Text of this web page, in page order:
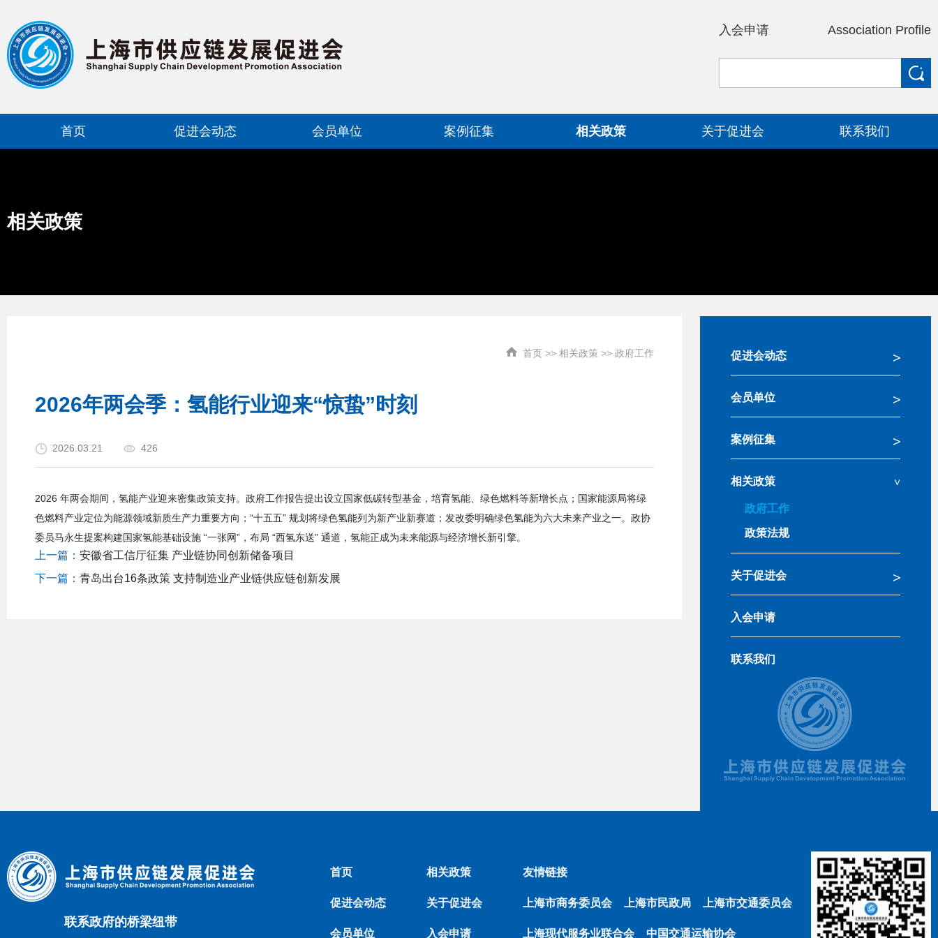
入会申请 Association Profile
首页 促进会动态 会员单位 案例征集 相关政策 关于促进会 联系我们
相关政策
首页>> 相关政策 >> 政府工作
2026年两会季：氢能行业迎来“惊蛰”时刻
2026.03.21 426
2026 年两会期间，氢能产业迎来密集政策支持。政府工作报告提出设立国家低碳转型基金，培育氢能、绿色燃料等新增长点；国家能源局将绿
色燃料产业定位为能源领域新质生产力重要方向；“十五五” 规划将绿色氢能列为新产业新赛道；发改委明确绿色氢能为六大未来产业之一。政协
委员马永生提案构建国家氢能基础设施 “一张网”，布局 “西氢东送” 通道，氢能正成为未来能源与经济增长新引擎。
上一篇： 安徽省工信厅征集 产业链协同创新储备项目
下一篇： 青岛出台16条政策 支持制造业产业链供应链创新发展
促进会动态
会员单位
案例征集
相关政策
政府工作
政策法规
关于促进会
入会申请
联系我们
联系政府的桥梁纽带
首页
促进会动态
会员单位
相关政策
关于促进会
入会申请
友情链接
上海市商务委员会 上海市民政局 上海市交通委员会
上海现代服务业联合会 中国交通运输协会